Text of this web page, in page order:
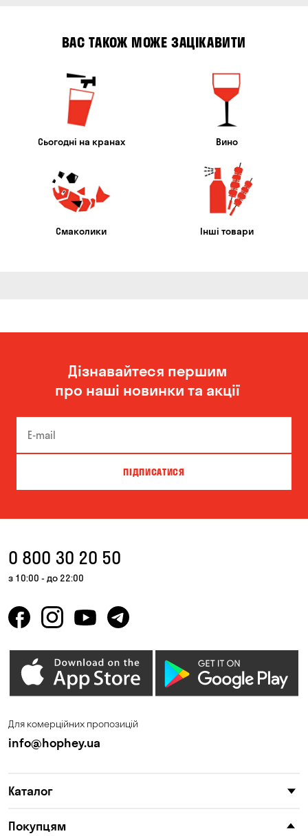
ВАС ТАКОЖ МОЖЕ ЗАЦІКАВИТИ
Сьогодні на кранах Вино
Смаколики Інші товари
Дізнавайтеся першим
про наші новинки та акції
ПІДПИСАТИСЯ
0 800 30 20 50
з 10:00 - до 22:00
Для комерційних пропозицій
info@hophey.ua
Каталог
Покупцям